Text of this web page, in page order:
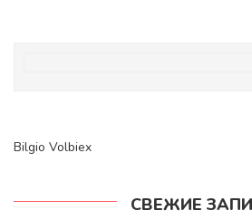
Bilgio Volbiex
СВЕЖИЕ